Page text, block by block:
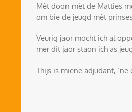
Mèt doon mèt de Matties
om bie de jeugd mèt
Veurig jaor mocht ich al
mer dit jaor staon ich as
Thijs is miene adjudant,